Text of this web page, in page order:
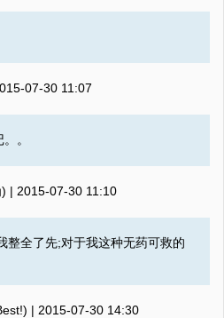
07-30 11:07
。
| 2015-07-30 11:10
整全了先;对于我这种无药可救的
| 2015-07-30 14:30